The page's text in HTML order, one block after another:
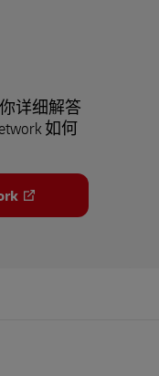
详细解答
如何